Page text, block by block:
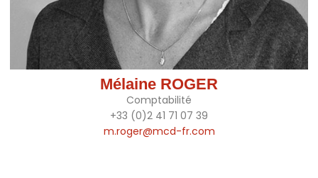
Mélaine ROGER
Comptabilité
+33 (0)2 41 71 07 39
m.roger@mcd-fr.com